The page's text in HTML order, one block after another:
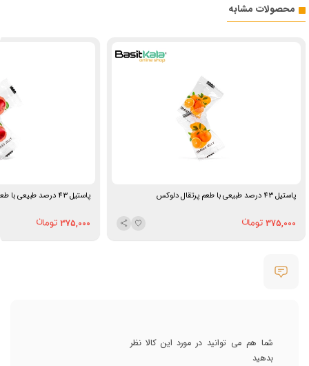
محصولات مشابه
پاستیل 43 درصد طبیعی با طعم پرتقال دلوکس
375,000
پاستیل 43 درصد طبیعی با طعم سیب قرمز دلوکس
375,000
شما هم می توانید در مورد این کالا نظر
بدهید